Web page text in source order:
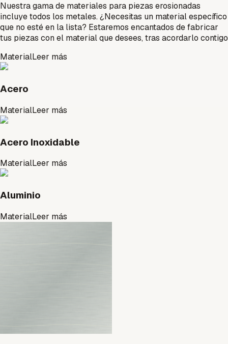
Nuestra gama de materiales para piezas erosionadas
incluye todos los metales. ¿Necesitas un material específico
que no esté en la lista? Estaremos encantados de fabricar
tus piezas con el material que desees, tras acordarlo contigo
MaterialLeer más
Acero
MaterialLeer más
Acero Inoxidable
MaterialLeer más
Aluminio
MaterialLeer más